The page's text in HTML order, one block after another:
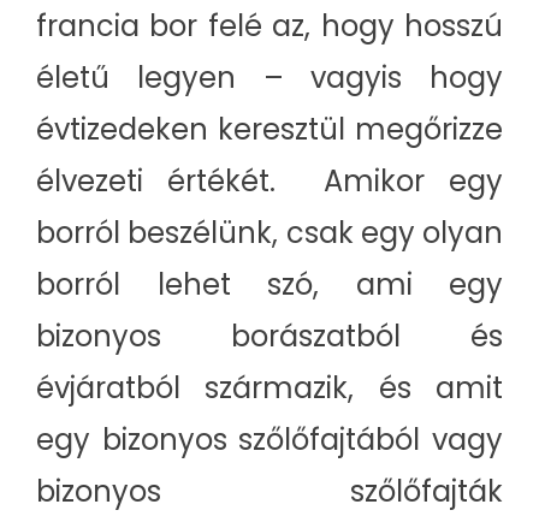
francia bor felé az, hogy hosszú
életű legyen – vagyis hogy
évtizedeken keresztül megőrizze
élvezeti értékét. Amikor egy
borról beszélünk, csak egy olyan
borról lehet szó, ami egy
bizonyos borászatból és
évjáratból származik, és amit
egy bizonyos szőlőfajtából vagy
bizonyos szőlőfajták